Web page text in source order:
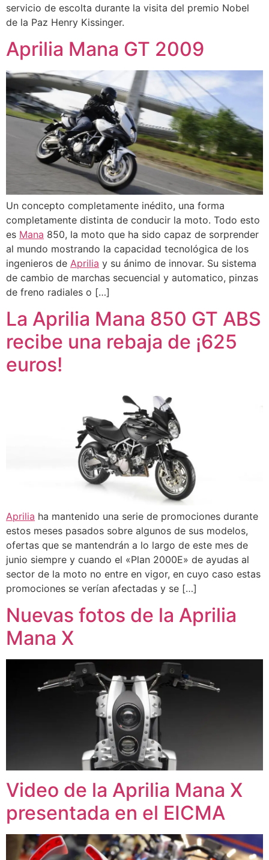
servicio de escolta durante la visita del premio Nobel
de la Paz Henry Kissinger.
Aprilia Mana GT 2009
Un concepto completamente inédito, una forma
completamente distinta de conducir la moto. Todo esto
es Mana 850, la moto que ha sido capaz de sorprender
al mundo mostrando la capacidad tecnológica de los
ingenieros de Aprilia y su ánimo de innovar. Su sistema
de cambio de marchas secuencial y automatico, pinzas
de freno radiales o […]
La Aprilia Mana 850 GT ABS
recibe una rebaja de ¡625
euros!
Aprilia ha mantenido una serie de promociones durante
estos meses pasados sobre algunos de sus modelos,
ofertas que se mantendrán a lo largo de este mes de
junio siempre y cuando el «Plan 2000E» de ayudas al
sector de la moto no entre en vigor, en cuyo caso estas
promociones se verían afectadas y se […]
Nuevas fotos de la Aprilia
Mana X
Video de la Aprilia Mana X
presentada en el EICMA